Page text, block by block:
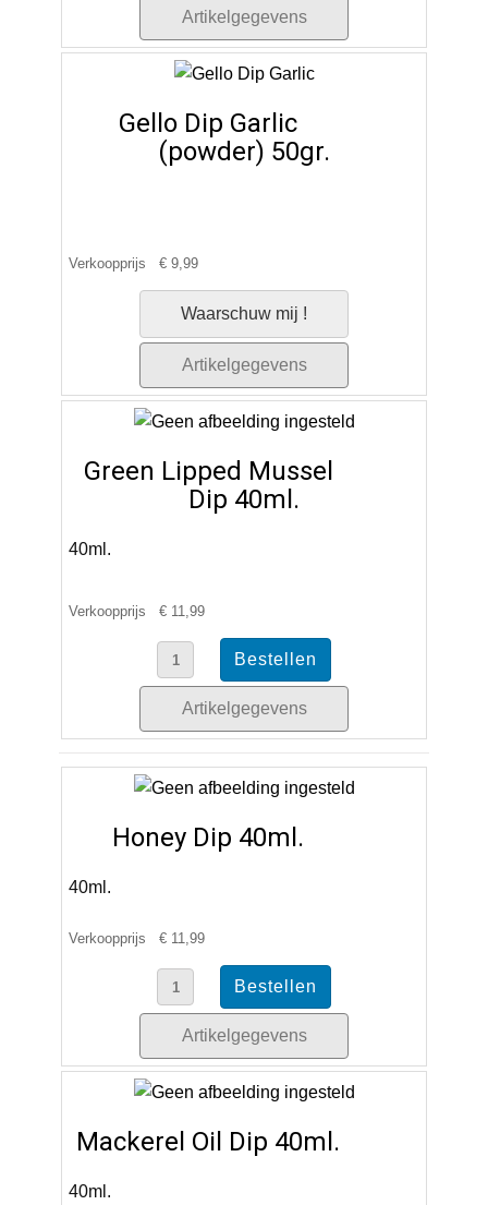
Artikelgegevens
Gello Dip Garlic
(powder) 50gr.
Verkoopprijs € 9,99
Waarschuw mij !
Artikelgegevens
Green Lipped Mussel
Dip 40ml.
40ml.
Verkoopprijs € 11,99
Artikelgegevens
Honey Dip 40ml.
40ml.
Verkoopprijs € 11,99
Artikelgegevens
Mackerel Oil Dip 40ml.
40ml.